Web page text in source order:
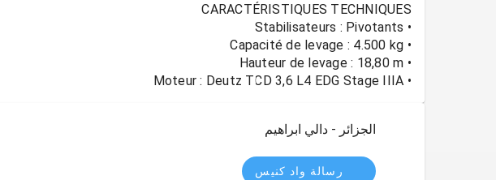
CARACTÉRISTIQUES TECHNIQUES
• Capacité de levage : 4.500 kg
• Moteur : Deutz TCD 3,6 L4 EDG Stage IIIA
الجزائر - دالي ابراهيم
رسالة واد كنيس